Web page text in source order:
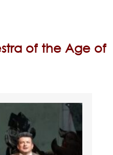
of the Age of